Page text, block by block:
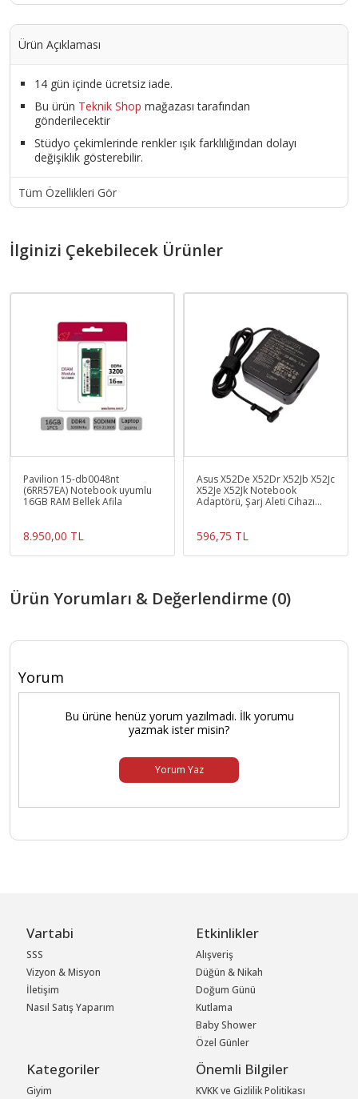
Ürün Açıklaması
14 gün içinde ücretsiz iade.
Bu ürün Teknik Shop mağazası tarafından
gönderilecektir
Stüdyo çekimlerinde renkler ışık farklılığından dolayı
değişiklik gösterebilir.
Tüm Özellikleri Gör
İlginizi Çekebilecek Ürünler
Pavilion 15-db0048nt
(6RR57EA) Notebook uyumlu
16GB RAM Bellek Afila
8.950,00 TL
Asus X52De X52Dr X52Jb X52Jc
X52Je X52Jk Notebook
Adaptörü, Şarj Aleti Cihazı
596,75 TL
Ürün Yorumları & Değerlendirme (0)
Yorum
Bu ürüne henüz yorum yazılmadı. İlk yorumu
yazmak ister misin?
Yorum Yaz
Vartabi
SSS
Vizyon & Misyon
İletişim
Nasıl Satış Yaparım
Etkinlikler
Alışveriş
Düğün & Nikah
Doğum Günü
Kutlama
Baby Shower
Özel Günler
Kategoriler
Giyim
Önemli Bilgiler
KVKK ve Gizlilik Politikası